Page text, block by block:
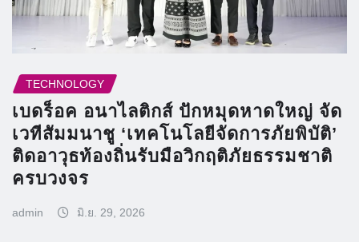
TECHNOLOGY
เบดร็อค อนาไลติกส์ ปักหมุดหาดใหญ่ จัด
เวทีสัมมนาชู ‘เทคโนโลยีจัดการภัยพิบัติ’
ติดอาวุธท้องถิ่นรับมือวิกฤติภัยธรรมชาติ
ครบวงจร
admin มิ.ย. 29, 2026